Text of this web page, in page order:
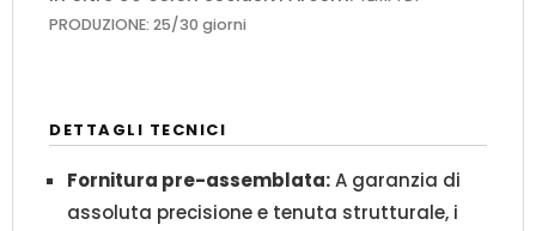
PRODUZIONE: 25/30 giorni
DETTAGLI TECNICI
Fornitura pre-assemblata:A garanzia di
assoluta precisione e tenuta strutturale, i